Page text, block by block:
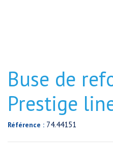
Buse de
Prestige
Référence : 74.44151